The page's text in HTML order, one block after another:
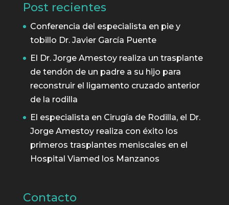
Post recientes
Conferencia del especialista en pie y
tobillo Dr. Javier García Puente
El Dr. Jorge Amestoy realiza un trasplante
de tendón de un padre a su hijo para
reconstruir el ligamento cruzado anterior
de la rodilla
El especialista en Cirugía de Rodilla, el Dr.
Jorge Amestoy realiza con éxito los
primeros trasplantes meniscales en el
Hospital Viamed los Manzanos
Contacto